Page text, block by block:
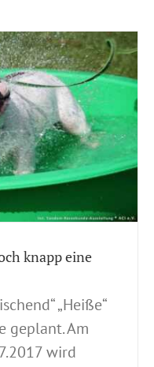
knapp eine
„Heiße“
geplant. Am
wird